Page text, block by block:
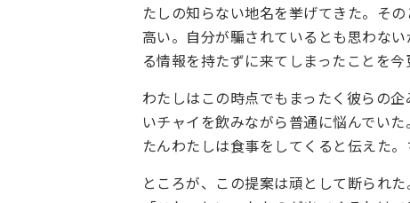
たしの知らない地名を挙げてきた。そ
高い。自分が騙されているとも思わな
る情報を持たずに来てしまったことを今
わたしはこの時点でもまったく彼らの
いチャイを飲みながら普通に悩んでい
たんわたしは食事をしてくると伝えた。
ところが、この提案は頑として断られ